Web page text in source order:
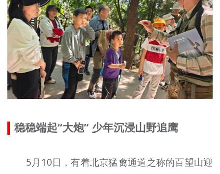
稳稳端起“大炮” 少年沉浸山野追鹰
5月10日，有着北京猛禽通道之称的百望山迎